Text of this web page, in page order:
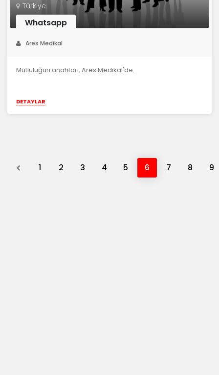
Türkiye
Whatsapp
Ares Medikal
Mutluluğun anahtarı, Ares Medikal'de.
DETAYLAR
Previous
1 2 3 4 5 6 7 8 9